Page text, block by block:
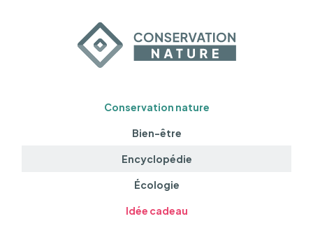
Conservation nature
Bien-être
Encyclopédie
Écologie
Idée cadeau